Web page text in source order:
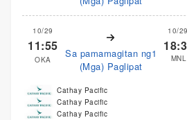
10/29
11:55
OKA
Sa pamamagitan ng1
(Mga) Paglipat
10/29
MNL
Cathay Pacific
Cathay Pacific
Cathay Pacific